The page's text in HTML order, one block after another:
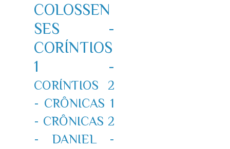
COLOSSEN
SES -
CORÍNTIOS
1 -
CORÍNTIOS 2
- CRÔNICAS 1
- CRÔNICAS 2
-
DANIEL -